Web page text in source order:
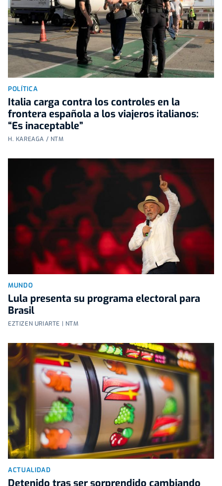
POLÍTICA
Italia carga contra los controles en la
frontera española a los viajeros italianos:
“Es inaceptable”
H. KAREAGA / NTM
MUNDO
Lula presenta su programa electoral para
Brasil
EZTIZEN URIARTE | NTM
ACTUALIDAD
Detenido tras ser sorprendido cambiando